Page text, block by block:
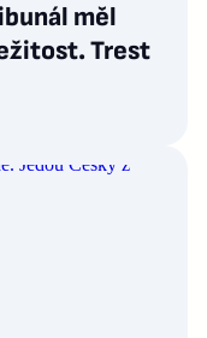
měl
Trest